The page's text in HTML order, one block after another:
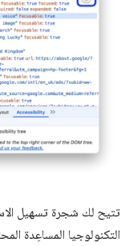
تتيح لك شجرة تسهيل